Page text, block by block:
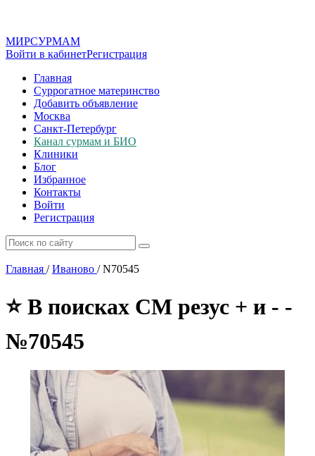
МИРСУРМАМ
Войти в кабинетРегистрация
Главная
Суррогатное материнство
Добавить объявление
Москва
Санкт-Петербург
Канал сурмам и БИО
Клиники
Блог
Избранное
Контакты
Войти
Регистрация
Главная / Иваново /N70545
⭐ В поисках СМ резус + и - -
№70545